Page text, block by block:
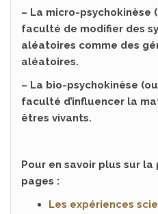
– La micro-psychokinèse
faculté de modifier des
aléatoires comme des
aléatoires.
– La bio-psychokinèse
faculté d’influencer la
êtres vivants.
Pour en savoir plus sur
pages :
Les expériences